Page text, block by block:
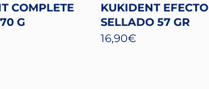
COMPLETE
G
KUKIDENT EFECTO
SELLADO 57 GR
16,90€